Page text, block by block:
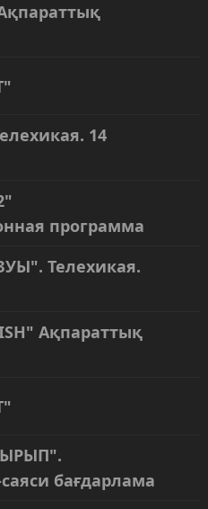
14
программа
Телехикая.
Ақпараттық
бағдарлама